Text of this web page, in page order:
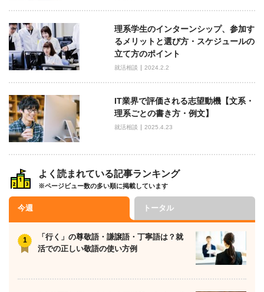
理系学生のインターンシップ、参加す
るメリットと選び方・スケジュールの
立て方のポイント
就活相談 2024.2.2
IT業界で評価される志望動機【文系・
理系ごとの書き方・例文】
就活相談 2025.4.23
よく読まれている記事ランキング
※ページビュー数の多い順に掲載しています
今週 トータル
「行く」の尊敬語・謙譲語・丁寧語は？就
活での正しい敬語の使い方例